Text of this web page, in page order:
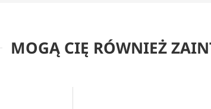
MOGĄ CIĘ RÓWNIEŻ